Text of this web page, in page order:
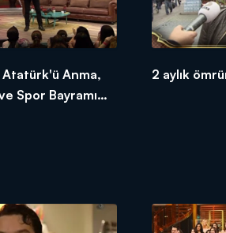
Atatürk'ü Anma,
Spor Bayramı
2 aylık